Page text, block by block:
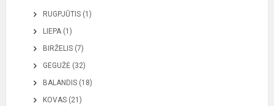
RUGPJŪTIS (1)
LIEPA (1)
BIRŽELIS (7)
GEGUŽĖ (32)
BALANDIS (18)
KOVAS (21)